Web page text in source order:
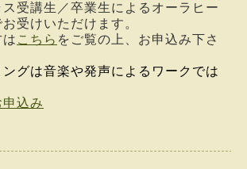
ス受講生／卒業生によるオーラヒー
受けいただけます。
こちら をご覧の上、お申込み下さ
グは音楽や発声によるワークでは
込み